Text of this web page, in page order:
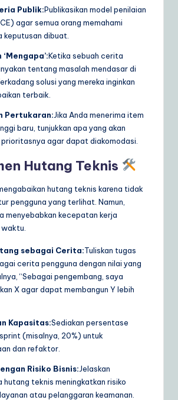
Publik:Publikasikan model penilaian
agar semua orang memahami
keputusan dibuat.
Ketika sebuah cerita
tentang masalah mendasar di
solusi yang mereka inginkan
terbaik.
Pertukaran:Jika Anda menerima item
baru, tunjukkan apa yang akan
agar dapat diakomodasi.
Hutang Teknis
hutang teknis karena tidak
pengguna yang terlihat. Namun,
menyebabkan kecepatan kerja
sebagai Cerita:Tuliskan tugas
cerita pengguna dengan nilai yang
“Sebagai pengembang, saya
X agar dapat membangun Y lebih
Kapasitas:Sediakan persentase
(misalnya, 20%) untuk
dan refaktor.
Risiko Bisnis:Jelaskan
hutang teknis meningkatkan risiko
atau pelanggaran keamanan.